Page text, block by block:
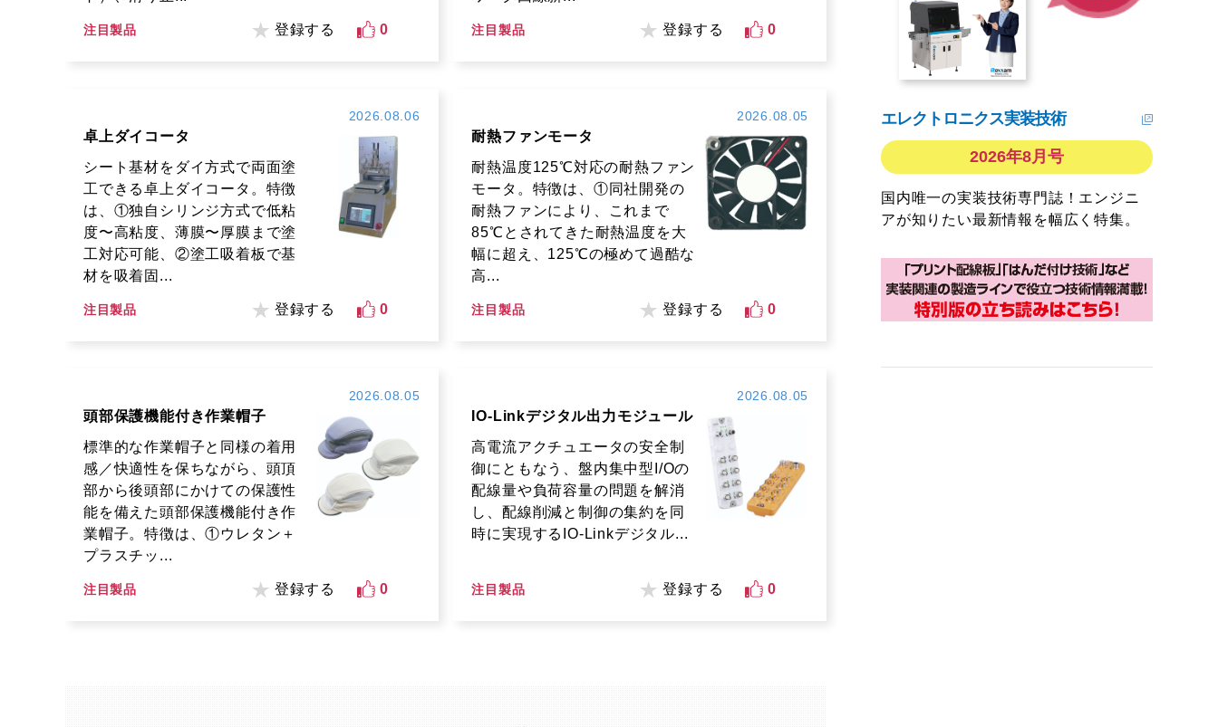
注目製品 登録する 0 注目製品 登録する 0
2026.08.06
卓上ダイコータ
シート基材をダイ方式で両面塗
工できる卓上ダイコータ。特徴
は、①独自シリンジ方式で低粘
度〜高粘度、薄膜〜厚膜まで塗
工対応可能、②塗工吸着板で基
材を吸着固...
注目製品 登録する 0
2026.08.05
耐熱ファンモータ
耐熱温度125℃対応の耐熱ファン
モータ。特徴は、①同社開発の
耐熱ファンにより、これまで
85℃とされてきた耐熱温度を大
幅に超え、125℃の極めて過酷な
高...
注目製品 登録する 0
2026.08.05
頭部保護機能付き作業帽子
標準的な作業帽子と同様の着用
感／快適性を保ちながら、頭頂
部から後頭部にかけての保護性
能を備えた頭部保護機能付き作
業帽子。特徴は、①ウレタン＋
プラスチッ...
注目製品 登録する 0
2026.08.05
IO-Linkデジタル出力モジュール
高電流アクチュエータの安全制
御にともなう、盤内集中型I/Oの
配線量や負荷容量の問題を解消
し、配線削減と制御の集約を同
時に実現するIO-Linkデジタル...
注目製品 登録する 0
エレクトロニクス実装技術
2026年8月号
国内唯一の実装技術専門誌！エンジニ
アが知りたい最新情報を幅広く特集。